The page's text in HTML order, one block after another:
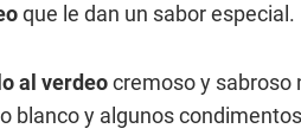
que le dan un sabor especial.
al verdeocremoso y sabroso
blanco y algunos